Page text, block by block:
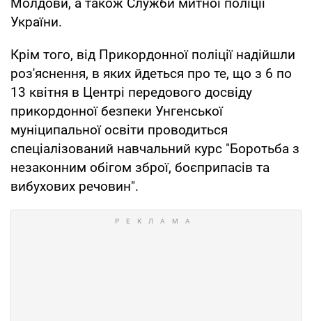
України.
Крім того, від Прикордонної поліції надійшли
роз'яснення, в яких йдеться про те, що з 6 по
13 квітня в Центрі передового досвіду
прикордонної безпеки Унгенської
муніципальної освіти проводиться
спеціалізований навчальний курс "Боротьба з
незаконним обігом зброї, боєприпасів та
вибухових речовин".